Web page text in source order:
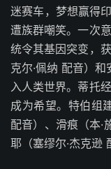
迷赛车，梦想赢得
遭族群嘲笑。一次
统令其基因突变，
克尔·佩纳 配音）
入人类世界。蒂托
成为希望。特伯组
配音）、滑痕（本·
耶（塞缪尔·杰克逊